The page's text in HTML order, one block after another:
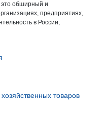
это обширный и
предприятиях,
в России,
товаров